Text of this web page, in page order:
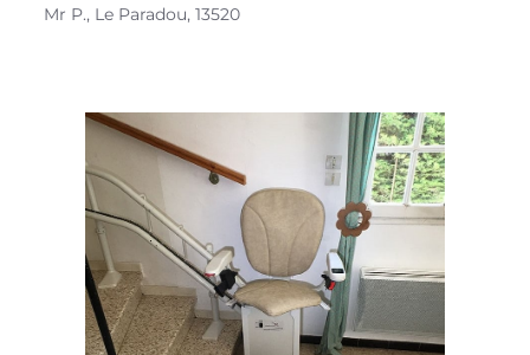
Mr P., Le Paradou, 13520